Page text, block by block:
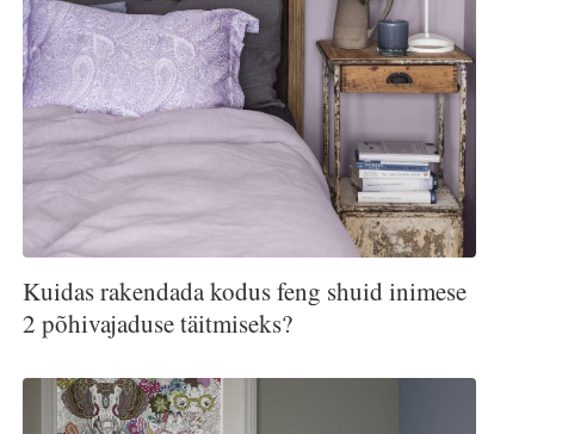
Kuidas rakendada kodus feng shuid inimese
2 põhivajaduse täitmiseks?